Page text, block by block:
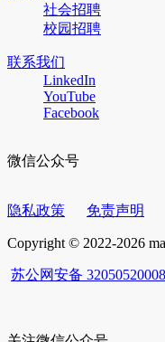
社会招聘
校园招聘
联系我们
LinkedIn
YouTube
Facebook
微信公众号
隐私政策 免责声明
Copyright © 2022-2026
苏公网安备